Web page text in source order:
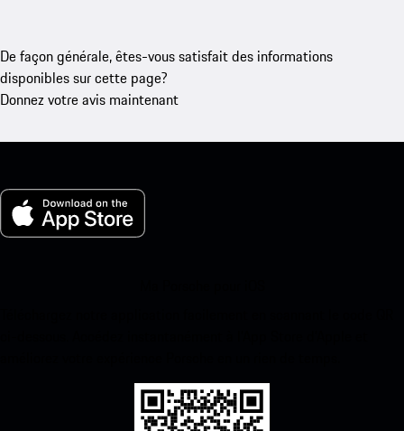
De façon générale, êtes-vous satisfait des informations
disponibles sur cette page?
Donnez votre avis maintenant